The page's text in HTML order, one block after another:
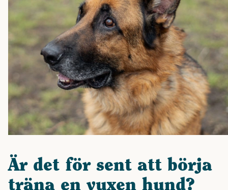
Är det för sent att börja
träna en vuxen hund?